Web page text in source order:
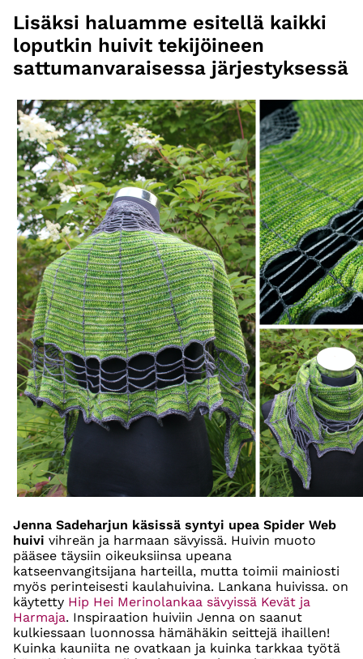
Lisäksi haluamme esitellä kaikki
loputkin huivit tekijöineen
sattumanvaraisessa järjestyksessä
Jenna Sadeharjun käsissä syntyi upea Spider Web
huivi vihreän ja harmaan sävyissä. Huivin muoto
pääsee täysiin oikeuksiinsa upeana
katseenvangitsijana harteilla, mutta toimii mainiosti
myös perinteisesti kaulahuivina. Lankana huivissa. on
käytetty Hip Hei Merinolankaa sävyissä Kevät ja
Harmaja. Inspiraation huiviin Jenna on saanut
kulkiessaan luonnossa hämähäkin seittejä ihaillen!
Kuinka kauniita ne ovatkaan ja kuinka tarkkaa työtä